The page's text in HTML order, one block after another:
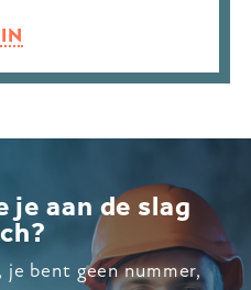
je aan de slag
bent geen nummer,